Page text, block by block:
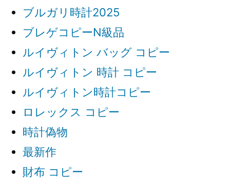
ブルガリ時計2025
ブレゲコピーN級品
ルイヴィトン バッグ コピー
ルイヴィトン 時計 コピー
ルイヴィトン時計コピー
ロレックス コピー
時計偽物
最新作
財布 コピー